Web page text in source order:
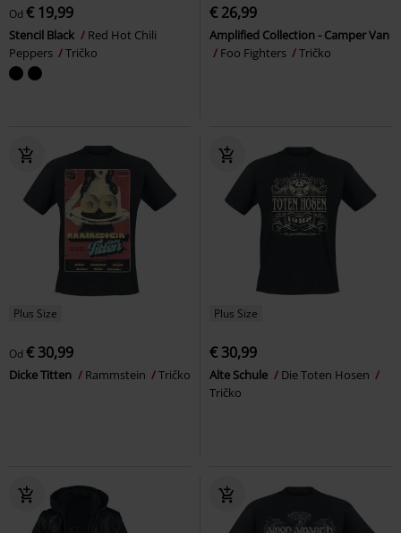
Od € 19,99
Stencil Black
Red Hot Chili
Peppers
Tričko
€ 26,99
Amplified Collection - Camper Van
Foo Fighters
Tričko
Plus Size
Od € 30,99
Dicke Titten Rammstein Tričko
Plus Size
€ 30,99
Alte Schule
Die Toten Hosen
Tričko